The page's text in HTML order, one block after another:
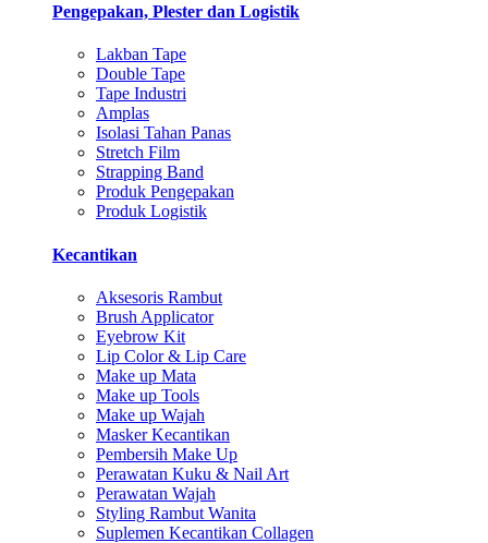
Pengepakan, Plester dan Logistik
Lakban Tape
Double Tape
Tape Industri
Amplas
Isolasi Tahan Panas
Stretch Film
Strapping Band
Produk Pengepakan
Produk Logistik
Kecantikan
Aksesoris Rambut
Brush Applicator
Eyebrow Kit
Lip Color & Lip Care
Make up Mata
Make up Tools
Make up Wajah
Masker Kecantikan
Pembersih Make Up
Perawatan Kuku & Nail Art
Perawatan Wajah
Styling Rambut Wanita
Suplemen Kecantikan Collagen